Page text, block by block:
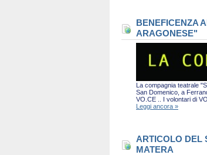
BENEFICENZA
ARAGONESE"
La compagnia teatrale
San Domenico, a
VO.CE .. I volontari di
Leggi ancora »
ARTICOLO DEL
MATERA